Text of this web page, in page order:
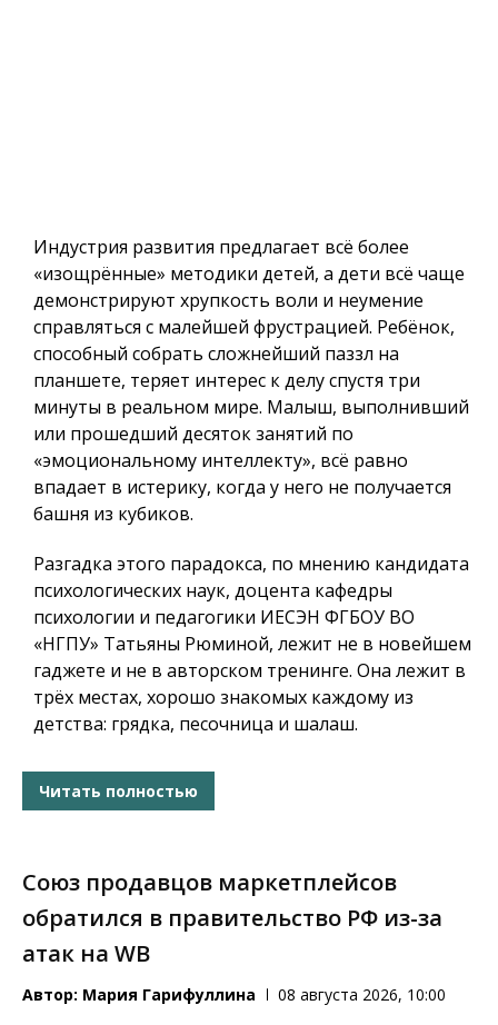
Индустрия развития предлагает всё более
«изощрённые» методики детей, а дети всё чаще
демонстрируют хрупкость воли и неумение
справляться с малейшей фрустрацией. Ребёнок,
способный собрать сложнейший паззл на
планшете, теряет интерес к делу спустя три
минуты в реальном мире. Малыш, выполнивший
или прошедший десяток занятий по
«эмоциональному интеллекту», всё равно
впадает в истерику, когда у него не получается
башня из кубиков.
Разгадка этого парадокса, по мнению кандидата
психологических наук, доцента кафедры
психологии и педагогики ИЕСЭН ФГБОУ ВО
«НГПУ» Татьяны Рюминой, лежит не в новейшем
гаджете и не в авторском тренинге. Она лежит в
трёх местах, хорошо знакомых каждому из
детства: грядка, песочница и шалаш.
Читать полностью
Союз продавцов маркетплейсов
обратился в правительство РФ из-за
атак на WB
Автор: Мария Гарифуллина 08 августа 2026, 10:00